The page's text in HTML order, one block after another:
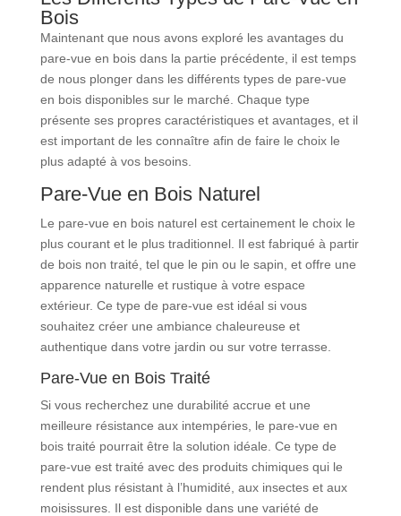
Bois
Maintenant que nous avons exploré les avantages du
pare-vue en bois dans la partie précédente, il est temps
de nous plonger dans les différents types de pare-vue
en bois disponibles sur le marché. Chaque type
présente ses propres caractéristiques et avantages, et il
est important de les connaître afin de faire le choix le
plus adapté à vos besoins.
Pare-Vue en Bois Naturel
Le pare-vue en bois naturel est certainement le choix le
plus courant et le plus traditionnel. Il est fabriqué à partir
de bois non traité, tel que le pin ou le sapin, et offre une
apparence naturelle et rustique à votre espace
extérieur. Ce type de pare-vue est idéal si vous
souhaitez créer une ambiance chaleureuse et
authentique dans votre jardin ou sur votre terrasse.
Pare-Vue en Bois Traité
Si vous recherchez une durabilité accrue et une
meilleure résistance aux intempéries, le pare-vue en
bois traité pourrait être la solution idéale. Ce type de
pare-vue est traité avec des produits chimiques qui le
rendent plus résistant à l’humidité, aux insectes et aux
moisissures. Il est disponible dans une variété de